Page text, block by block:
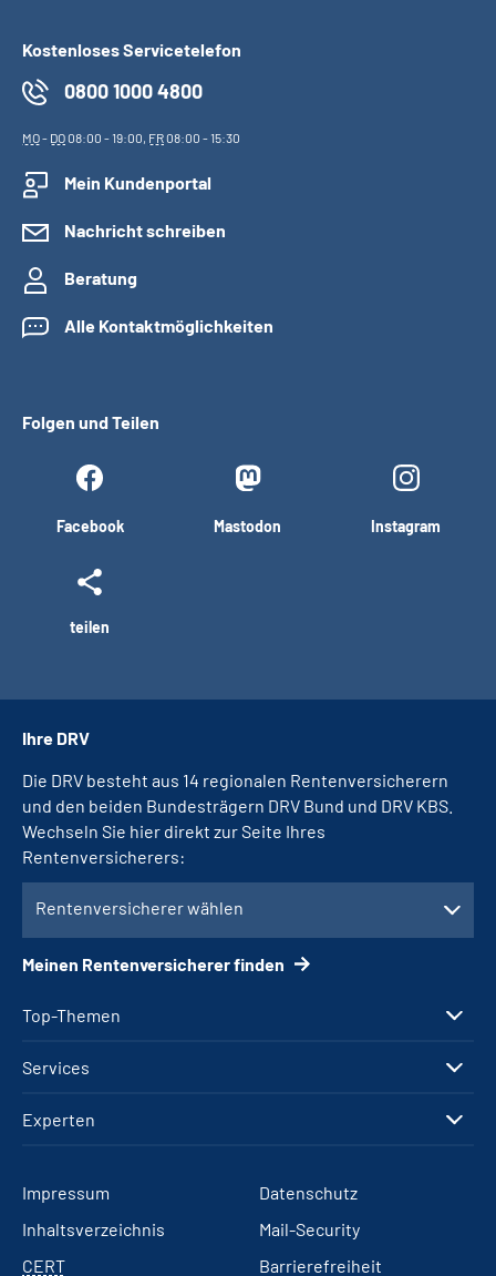
Kostenloses Servicetelefon
0800 1000 4800
MO- DO08:00 - 19:00, FR08:00 - 15:30
Mein Kundenportal
Nachricht schreiben
Beratung
Alle Kontaktmöglichkeiten
Folgen und Teilen
Facebook Mastodon Instagram
teilen
Top-Themen
Services
Experten
Ihre DRV
Die DRV besteht aus 14 regionalen Rentenversicherern
und den beiden Bundesträgern DRV Bund und DRV KBS.
Wechseln Sie hier direkt zur Seite Ihres
Rentenversicherers:
Rentenversicherer wählen
Meinen Rentenversicherer finden
Impressum
Datenschutz
Inhaltsverzeichnis
Mail-Security
CERT
Barrierefreiheit